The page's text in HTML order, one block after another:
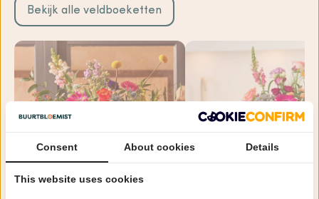
Bekijk alle veldboeketten
Consent About cookies Details
This website uses cookies